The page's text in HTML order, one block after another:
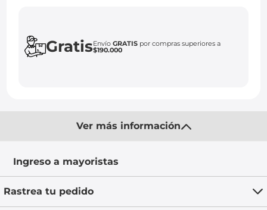
GratisEnvíoGRATIS por compras superiores a
$190.000
Ver más información
Ingreso a mayoristas
Rastrea tu pedido